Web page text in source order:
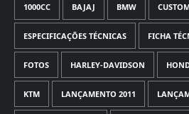
1000CC BAJAJ BMW
ESPECIFICAÇÕES TÉCNICAS FICHA
FOTOS HARLEY-DAVIDSON
KTM LANÇAMENTO 2011